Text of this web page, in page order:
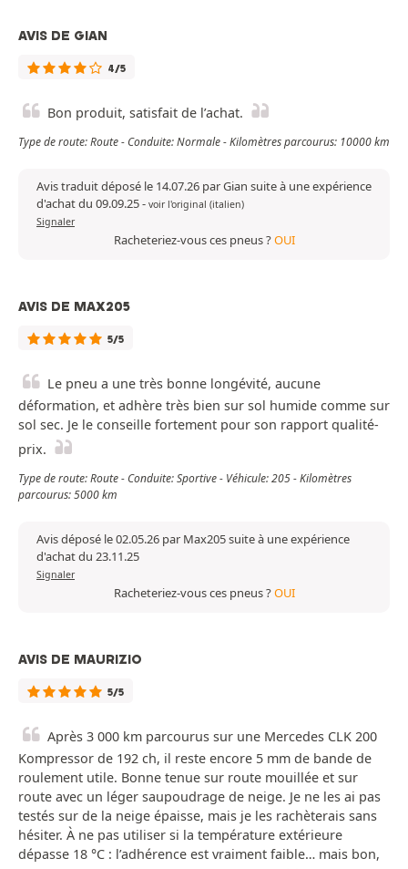
AVIS DE GIAN
4/5
Bon produit, satisfait de l’achat.
Type de route: Route - Conduite: Normale - Kilomètres parcourus: 10000 km
Avis traduit déposé le 14.07.26 par Gian suite à une expérience
d'achat du 09.09.25- voir l'original (italien)
Signaler
Racheteriez-vous ces pneus ?OUI
AVIS DE MAX205
5/5
Le pneu a une très bonne longévité, aucune
déformation, et adhère très bien sur sol humide comme sur
sol sec. Je le conseille fortement pour son rapport qualité-
prix.
Type de route: Route - Conduite: Sportive - Véhicule: 205 - Kilomètres
parcourus: 5000 km
Avis déposé le 02.05.26 par Max205 suite à une expérience
d'achat du 23.11.25
Signaler
Racheteriez-vous ces pneus ?OUI
AVIS DE MAURIZIO
5/5
Après 3 000 km parcourus sur une Mercedes CLK 200
Kompressor de 192 ch, il reste encore 5 mm de bande de
roulement utile. Bonne tenue sur route mouillée et sur
route avec un léger saupoudrage de neige. Je ne les ai pas
testés sur de la neige épaisse, mais je les rachèterais sans
hésiter. À ne pas utiliser si la température extérieure
dépasse 18 °C : l’adhérence est vraiment faible… mais bon,